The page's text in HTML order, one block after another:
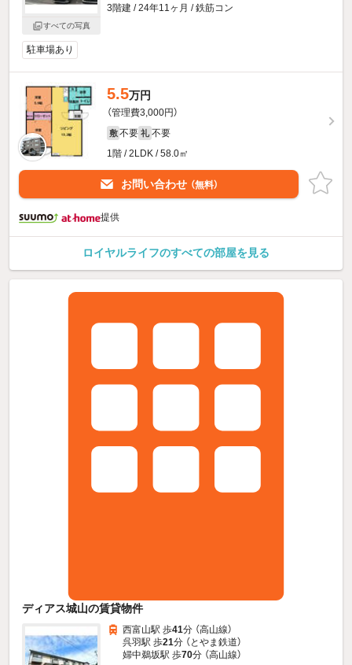
すべての写真
3階建 / 24年11ヶ月 / 鉄筋コン
駐車場あり
5.5万円
（管理費3,000円）
敷 不要 礼 不要
1階 / 2LDK / 58.0㎡
お問い合わせ （無料）
提供
ロイヤルライフのすべての部屋を見る
ディアス城山の賃貸物件
西富山駅 歩41分 （高山線）
呉羽駅 歩21分 （とやま鉄道）
婦中鵜坂駅 歩70分 （高山線）